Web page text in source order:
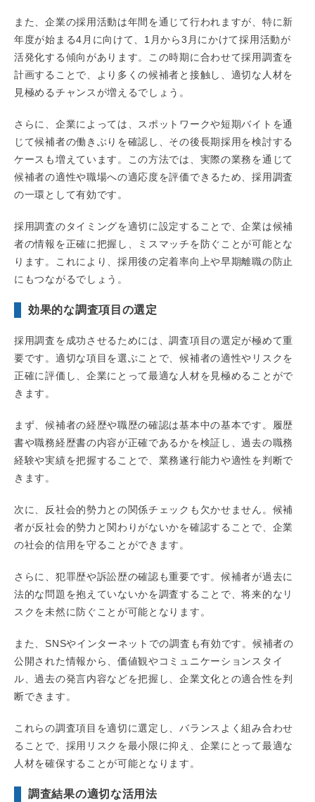
また、企業の採用活動は年間を通じて行われますが、特に新
年度が始まる4月に向けて、1月から3月にかけて採用活動が
活発化する傾向があります。この時期に合わせて採用調査を
計画することで、より多くの候補者と接触し、適切な人材を
見極めるチャンスが増えるでしょう。
さらに、企業によっては、スポットワークや短期バイトを通
じて候補者の働きぶりを確認し、その後長期採用を検討する
ケースも増えています。この方法では、実際の業務を通じて
候補者の適性や職場への適応度を評価できるため、採用調査
の一環として有効です。
採用調査のタイミングを適切に設定することで、企業は候補
者の情報を正確に把握し、ミスマッチを防ぐことが可能とな
ります。これにより、採用後の定着率向上や早期離職の防止
にもつながるでしょう。
効果的な調査項目の選定
採用調査を成功させるためには、調査項目の選定が極めて重
要です。適切な項目を選ぶことで、候補者の適性やリスクを
正確に評価し、企業にとって最適な人材を見極めることがで
きます。
まず、候補者の経歴や職歴の確認は基本中の基本です。履歴
書や職務経歴書の内容が正確であるかを検証し、過去の職務
経験や実績を把握することで、業務遂行能力や適性を判断で
きます。
次に、反社会的勢力との関係チェックも欠かせません。候補
者が反社会的勢力と関わりがないかを確認することで、企業
の社会的信用を守ることができます。
さらに、犯罪歴や訴訟歴の確認も重要です。候補者が過去に
法的な問題を抱えていないかを調査することで、将来的なリ
スクを未然に防ぐことが可能となります。
また、SNSやインターネットでの調査も有効です。候補者の
公開された情報から、価値観やコミュニケーションスタイ
ル、過去の発言内容などを把握し、企業文化との適合性を判
断できます。
これらの調査項目を適切に選定し、バランスよく組み合わせ
ることで、採用リスクを最小限に抑え、企業にとって最適な
人材を確保することが可能となります。
調査結果の適切な活用法